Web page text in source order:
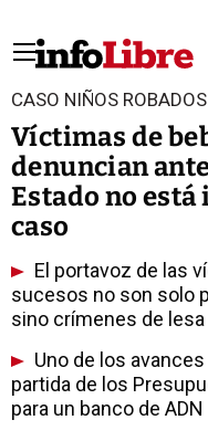
CASO NIÑOS ROBADOS
Víctimas de
denuncian
Estado no
caso
El portavoz de las
sucesos no son solo
sino crímenes de lesa
Uno de los
partida de los
para un banco de ADN